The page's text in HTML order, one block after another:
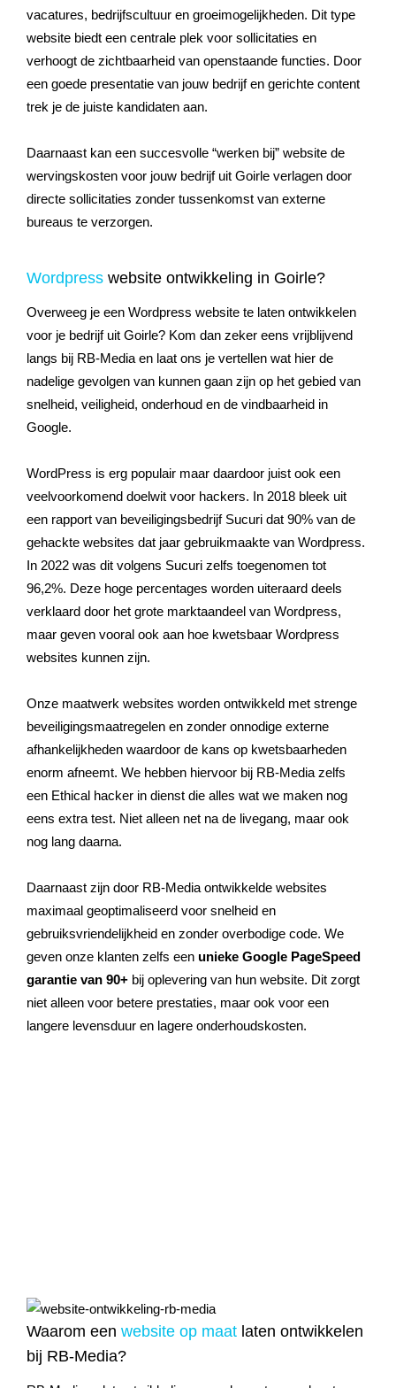
vacatures, bedrijfscultuur en groeimogelijkheden. Dit type
website biedt een centrale plek voor sollicitaties en
verhoogt de zichtbaarheid van openstaande functies. Door
een goede presentatie van jouw bedrijf en gerichte content
trek je de juiste kandidaten aan.
Daarnaast kan een succesvolle “werken bij” website de
wervingskosten voor jouw bedrijf uit Goirle verlagen door
directe sollicitaties zonder tussenkomst van externe
bureaus te verzorgen.
Wordpress website ontwikkeling in Goirle?
Overweeg je een Wordpress website te laten ontwikkelen
voor je bedrijf uit Goirle? Kom dan zeker eens vrijblijvend
langs bij RB-Media en laat ons je vertellen wat hier de
nadelige gevolgen van kunnen gaan zijn op het gebied van
snelheid, veiligheid, onderhoud en de vindbaarheid in
Google.
WordPress is erg populair maar daardoor juist ook een
veelvoorkomend doelwit voor hackers. In 2018 bleek uit
een rapport van beveiligingsbedrijf Sucuri dat 90% van de
gehackte websites dat jaar gebruikmaakte van Wordpress.
In 2022 was dit volgens Sucuri zelfs toegenomen tot
96,2%. Deze hoge percentages worden uiteraard deels
verklaard door het grote marktaandeel van Wordpress,
maar geven vooral ook aan hoe kwetsbaar Wordpress
websites kunnen zijn.
Onze maatwerk websites worden ontwikkeld met strenge
beveiligingsmaatregelen en zonder onnodige externe
afhankelijkheden waardoor de kans op kwetsbaarheden
enorm afneemt. We hebben hiervoor bij RB-Media zelfs
een Ethical hacker in dienst die alles wat we maken nog
eens extra test. Niet alleen net na de livegang, maar ook
nog lang daarna.
Daarnaast zijn door RB-Media ontwikkelde websites
maximaal geoptimaliseerd voor snelheid en
gebruiksvriendelijkheid en zonder overbodige code. We
geven onze klanten zelfs een unieke Google PageSpeed
garantie van 90+ bij oplevering van hun website. Dit zorgt
niet alleen voor betere prestaties, maar ook voor een
langere levensduur en lagere onderhoudskosten.
Waarom een website op maat laten ontwikkelen
bij RB-Media?